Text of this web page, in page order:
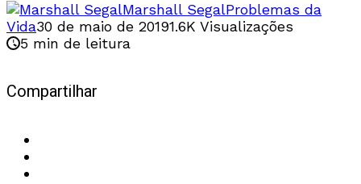
Marshall SegalProblemas da
Vida30 de maio de 20191.6K Visualizações
5 min de leitura
Compartilhar